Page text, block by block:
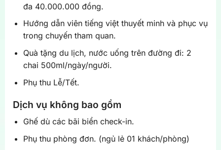
đa 40.000.000 đồng.
Hướng dẫn viên tiếng việt thuyết minh và phục vụ
trong chuyến tham quan.
Quà tặng du lịch, nước uống trên đường đi: 2
chai 500ml/ngày/người.
Phụ thu Lễ/Tết.
Dịch vụ không bao gồm
Ghế dù các bãi biển check-in.
Phụ thu phòng đơn. (ngủ lẻ 01 khách/phòng)